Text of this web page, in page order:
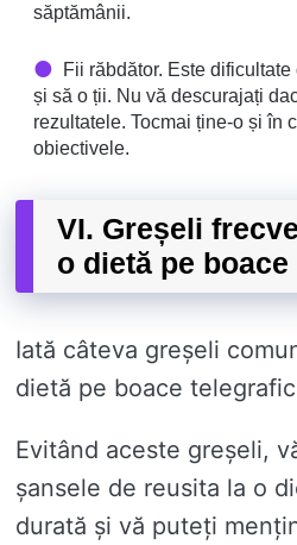
săptămânii.
Fii răbdător. Este
și să o ții. Nu vă descurajați
rezultatele. Tocmai ține-o și în
obiectivele.
VI. Greșeli
o dietă pe
Iată câteva greșeli
dietă pe boace
Evitând aceste greșeli,
șansele de reusita la o
durată și vă puteți